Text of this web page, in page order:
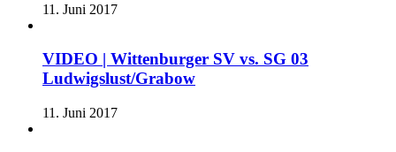
11. Juni 2017
VIDEO | Wittenburger SV vs. SG 03
Ludwigslust/Grabow
11. Juni 2017